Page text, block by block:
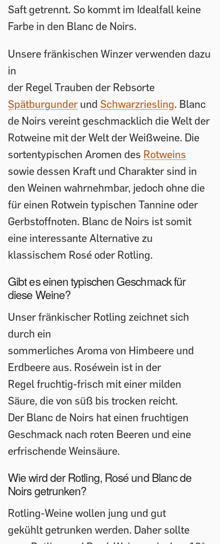
Saft getrennt. So kommt im Idealfall keine
Farbe in den Blanc de Noirs.
Unsere fränkischen Winzer verwenden dazu
in
der Regel Trauben der Rebsorte
Spätburgunder und Schwarzriesling. Blanc
de Noirs vereint geschmacklich die Welt der
Rotweine mit der Welt der Weißweine. Die
sortentypischen Aromen des Rotweins
sowie dessen Kraft und Charakter sind in
den Weinen wahrnehmbar, jedoch ohne die
für einen Rotwein typischen Tannine oder
Gerbstoffnoten. Blanc de Noirs ist somit
eine interessante Alternative zu
klassischem Rosé oder Rotling.
Gibt es einen typischen Geschmack für
diese Weine?
Unser fränkischer Rotling zeichnet sich
durch ein
sommerliches Aroma von Himbeere und
Erdbeere aus. Roséwein ist in der
Regel fruchtig-frisch mit einer milden
Säure, die von süß bis trocken reicht.
Der Blanc de Noirs hat einen fruchtigen
Geschmack nach roten Beeren und eine
erfrischende Weinsäure.
Wie wird der Rotling, Rosé und Blanc de
Noirs getrunken?
Rotling-Weine wollen jung und gut
gekühlt getrunken werden. Daher sollte